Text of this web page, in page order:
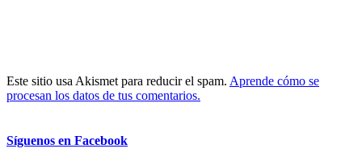
Este sitio usa Akismet para reducir el spam. Aprende cómo se
procesan los datos de tus comentarios.
Síguenos en Facebook